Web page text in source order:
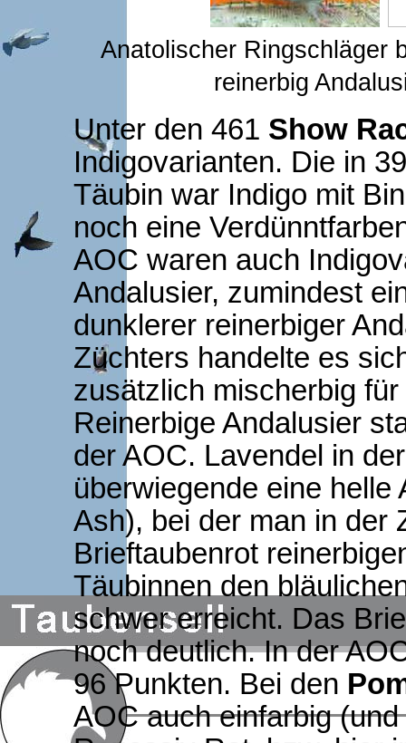
Anatolischer Ringschläger
reinerbig
Unter den 461 Show
Indigovarianten. Die in
Täubin war Indigo mit
noch eine
AOC waren auch
Andalusier, zumindest
dunklerer reinerbiger
Züchters handelte es
zusätzlich mischerbig
Reinerbige Andalusier
der AOC. Lavendel in
überwiegende eine helle
Ash), bei der man in der
Brieftaubenrot
Täubinnen den
schwer erreicht. Das
noch deutlich. In der
96 Punkten. Bei den
AOC auch einfarbig